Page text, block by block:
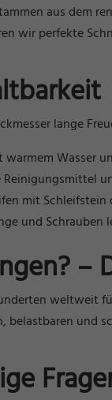
aus dem
wir perfekte
lange
Wasser
Reinigungsmittel
mit
und Schrauben
–
weltweit
belastbaren und